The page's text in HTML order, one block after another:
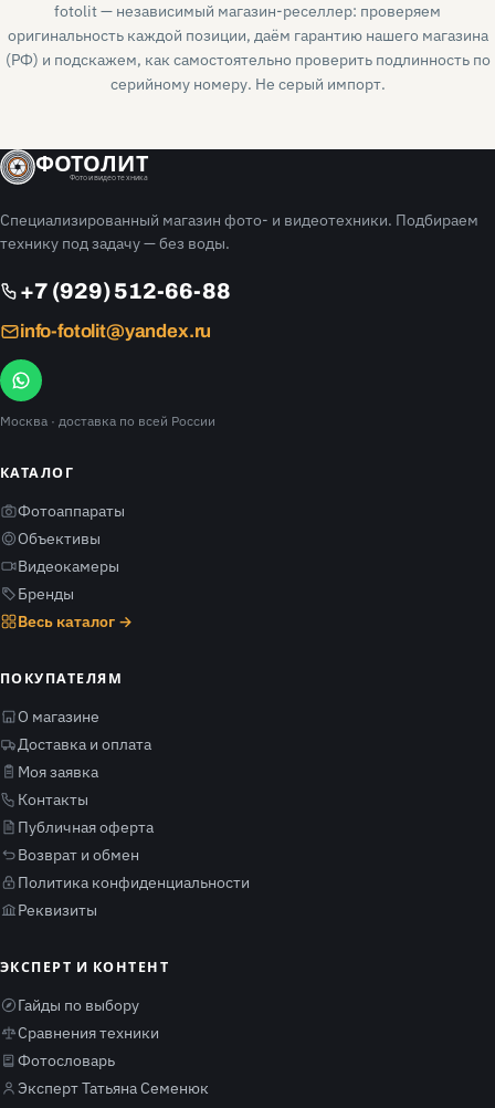
fotolit — независимый магазин-реселлер: проверяем
оригинальность каждой позиции, даём гарантию нашего магазина
(РФ) и подскажем, как самостоятельно проверить подлинность по
серийному номеру. Не серый импорт.
ФОТОЛИТ
Фото и видео техника
Специализированный магазин фото- и видеотехники. Подбираем
технику под задачу — без воды.
+7 (929) 512-66-88
info-fotolit@yandex.ru
Москва · доставка по всей России
КАТАЛОГ
Фотоаппараты
Объективы
Видеокамеры
Бренды
Весь каталог →
ПОКУПАТЕЛЯМ
О магазине
Доставка и оплата
Моя заявка
Контакты
Публичная оферта
Возврат и обмен
Политика конфиденциальности
Реквизиты
ЭКСПЕРТ И КОНТЕНТ
Гайды по выбору
Сравнения техники
Фотословарь
Эксперт Татьяна Семенюк